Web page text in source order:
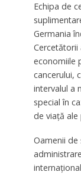
Echipa de
Germania
Cercetătorii
economiile
cancerului,
intervalul a
special în
de viață ale
Oamenii de